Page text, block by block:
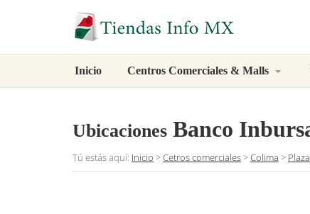
Inicio Centros Comerciales & Malls
Ubicaciones Banco
Tú estás aquí: Inicio >Cetros comerciales>Colima >